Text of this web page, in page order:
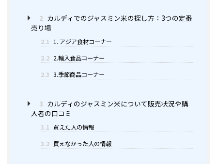
2 カルディでのジャスミン米の探し方：3つの定番
売り場
2.1 1. アジア食材コーナー
2.2 2.輸入食品コーナー
2.3 3.季節商品コーナー
3 カルディのジャスミン米について販売状況や購
入者の口コミ
3.1 買えた人の情報
3.2 買えなかった人の情報